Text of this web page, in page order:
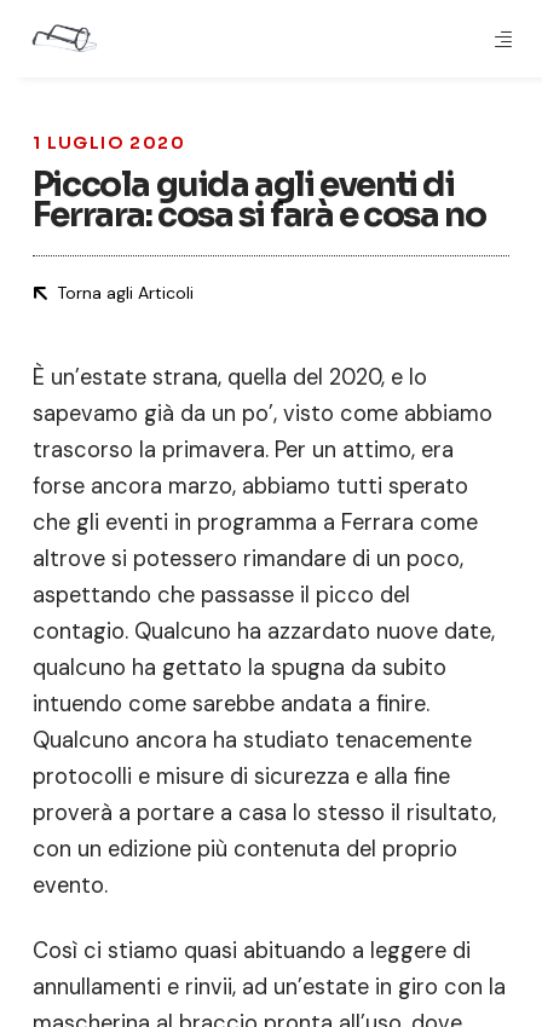
1 LUGLIO 2020
Piccola guida agli eventi di
Ferrara: cosa si farà e cosa no
Torna agli Articoli
È un’estate strana, quella del 2020, e lo
sapevamo già da un po’, visto come abbiamo
trascorso la primavera. Per un attimo, era
forse ancora marzo, abbiamo tutti sperato
che gli eventi in programma a Ferrara come
altrove si potessero rimandare di un poco,
aspettando che passasse il picco del
contagio. Qualcuno ha azzardato nuove date,
qualcuno ha gettato la spugna da subito
intuendo come sarebbe andata a finire.
Qualcuno ancora ha studiato tenacemente
protocolli e misure di sicurezza e alla fine
proverà a portare a casa lo stesso il risultato,
con un edizione più contenuta del proprio
evento.
Così ci stiamo quasi abituando a leggere di
annullamenti e rinvii, ad un’estate in giro con la